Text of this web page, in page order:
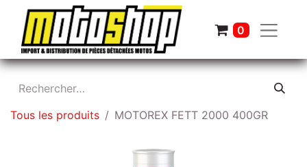
0
Tous les produits MOTOREX FETT 2000 400GR